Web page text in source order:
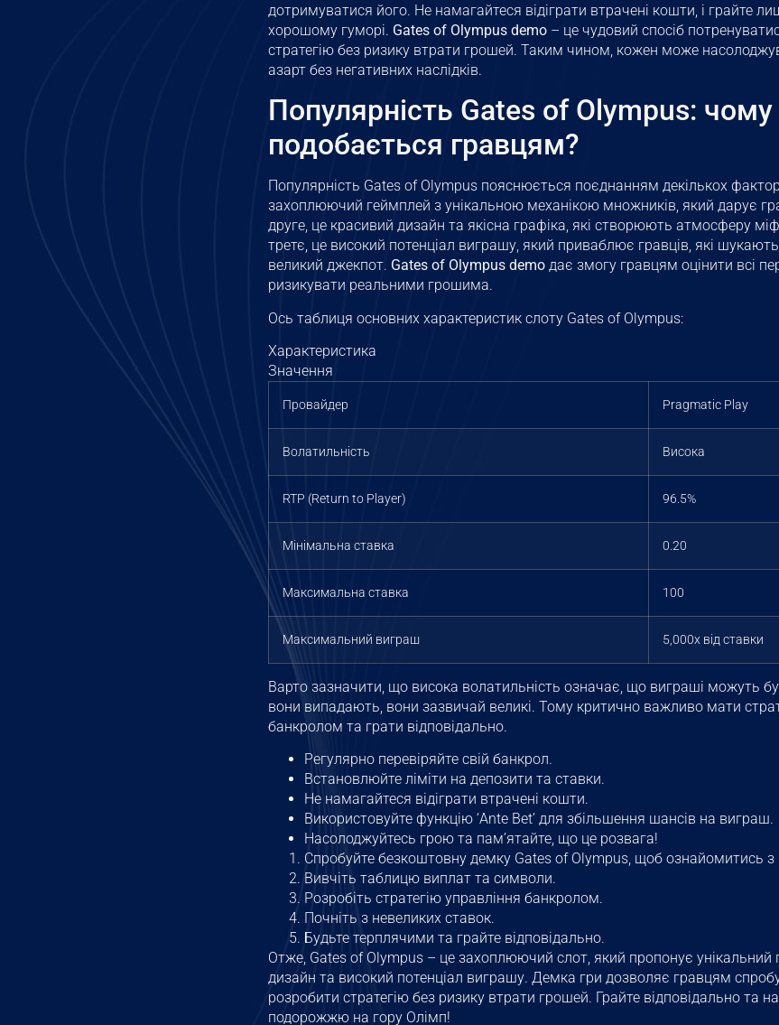
дотримуватися його. Не намагайтеся відіграти втрачені кошти, і грайте
хорошому гуморі. Gates of Olympus demo – це чудовий спосіб
стратегію без ризику втрати грошей. Таким чином, кожен може
азарт без негативних наслідків.
Популярність Gates of Olympus: чому
подобається гравцям?
Популярність Gates of Olympus пояснюється поєднанням декількох
захоплюючий геймплей з унікальною механікою множників, який дарує
друге, це красивий дизайн та якісна графіка, які створюють атмосферу
третє, це високий потенціал виграшу, який приваблює гравців, які
великий джекпот. Gates of Olympus demo дає змогу гравцям оцінити всі
ризикувати реальними грошима.
Ось таблиця основних характеристик слоту Gates of Olympus:
Характеристика
Значення
Провайдер Pragmatic Play
Волатильність Висока
RTP (Return to Player) 96.5%
Мінімальна ставка 0.20
Максимальна ставка 100
Максимальний виграш 5,000x від ставки
Варто зазначити, що висока волатильність означає, що виграші можуть
вони випадають, вони зазвичай великі. Тому критично важливо мати
банкролом та грати відповідально.
Регулярно перевіряйте свій банкрол.
Встановлюйте ліміти на депозити та ставки.
Не намагайтеся відіграти втрачені кошти.
Використовуйте функцію ‘Ante Bet’ для збільшення шансів на виграш.
Насолоджуйтесь грою та пам’ятайте, що це розвага!
Спробуйте безкоштовну демку Gates of Olympus, щоб ознайомитись
Вивчіть таблицю виплат та символи.
Розробіть стратегію управління банкролом.
Почніть з невеликих ставок.
Будьте терплячими та грайте відповідально.
Отже, Gates of Olympus – це захоплюючий слот, який пропонує унікальний
дизайн та високий потенціал виграшу. Демка гри дозволяє гравцям
розробити стратегію без ризику втрати грошей. Грайте відповідально та
подорожжю на гору Олімп!